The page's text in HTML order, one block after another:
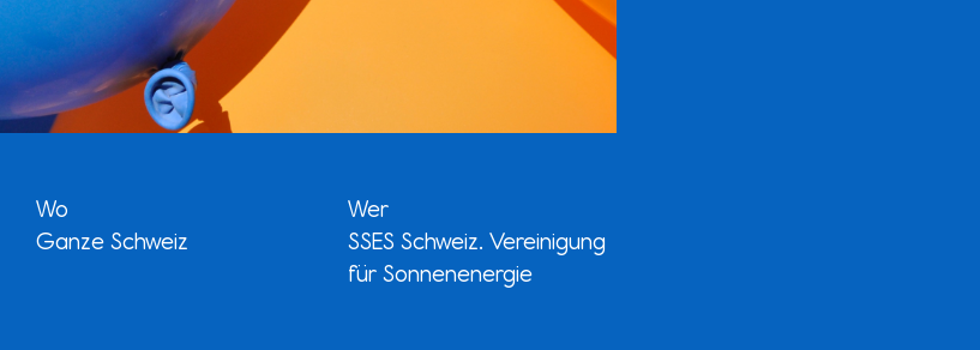
Wo
Ganze Schweiz
Wer
SSES Schweiz. Vereinigung
für Sonnenenergie